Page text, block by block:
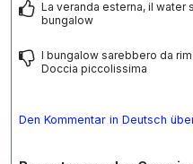
La veranda esterna, il water
bungalow
I bungalow sarebbero da
Doccia piccolissima
Den Kommentar in Deutsch